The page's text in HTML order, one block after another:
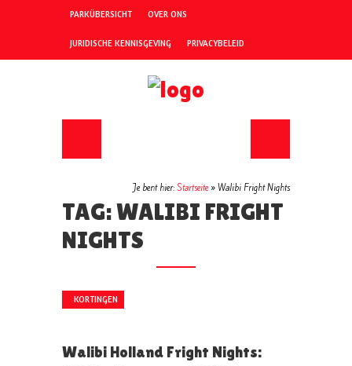
PARKÜBERSICHT OVER ONS
JURIDISCHE KENNISGEVING PRIVACYBELEID
Je bent hier:Startseite»Walibi Fright Nights
TAG: WALIBI FRIGHT
NIGHTS
KORTINGEN
Walibi Holland Fright Nights: